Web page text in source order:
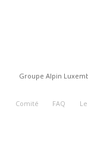
Groupe Alpin
Comité
FAQ